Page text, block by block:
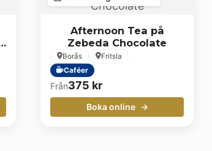
Afternoon Tea på
Zebeda Chocolate
Borås
Fritsla
Caféer
Från375 kr
Boka online